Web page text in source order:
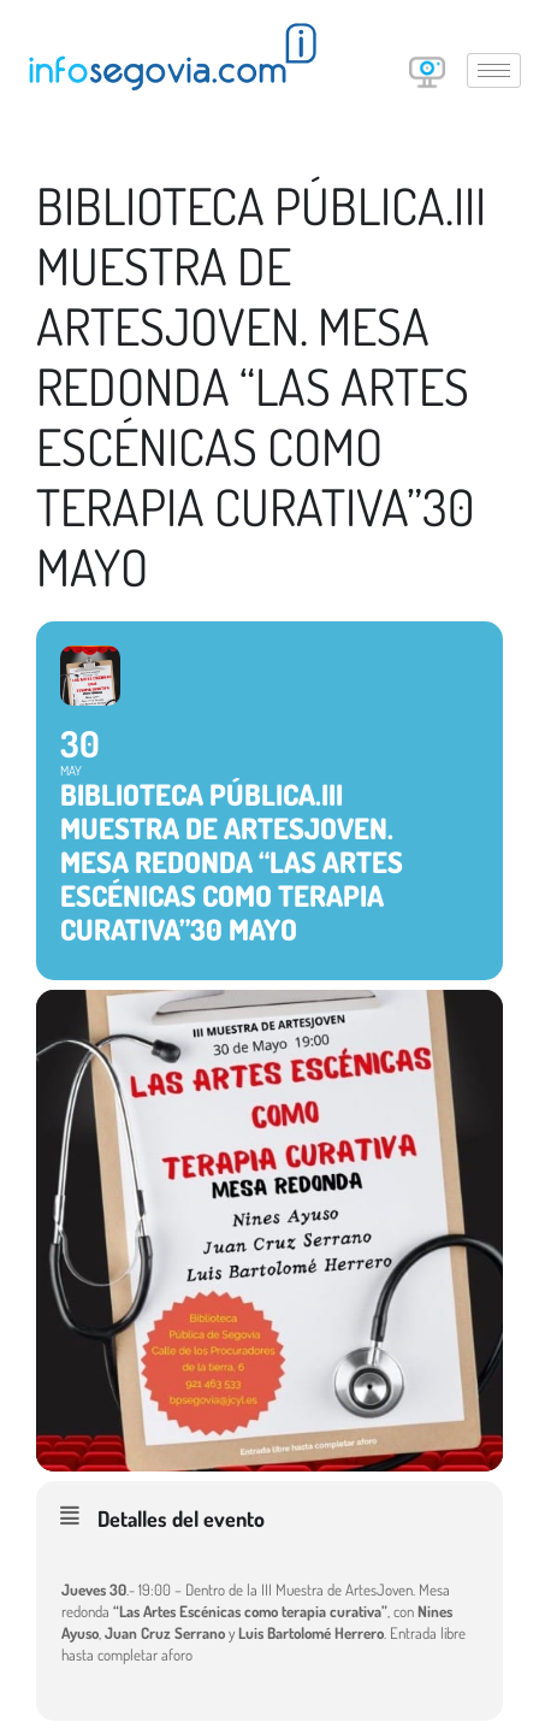
BIBLIOTECA PÚBLICA.III
MUESTRA DE
ARTESJOVEN. MESA
REDONDA “LAS ARTES
ESCÉNICAS COMO
TERAPIA CURATIVA”30
MAYO
30
MAY
BIBLIOTECA PÚBLICA.III
MUESTRA DE ARTESJOVEN.
MESA REDONDA “LAS ARTES
ESCÉNICAS COMO TERAPIA
CURATIVA”30 MAYO
Detalles del evento
Jueves 30.- 19:00 – Dentro de la III Muestra de ArtesJoven. Mesa
redonda “Las Artes Escénicas como terapia curativa” , conNines
Ayuso Juan Cruz SerranoyLuis Bartolomé Herrero . Entrada libre
hasta completar aforo